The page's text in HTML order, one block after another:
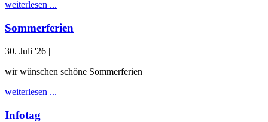
weiterlesen ...
Sommerferien
30. Juli '26 |
wir wünschen schöne Sommerferien
weiterlesen ...
Infotag